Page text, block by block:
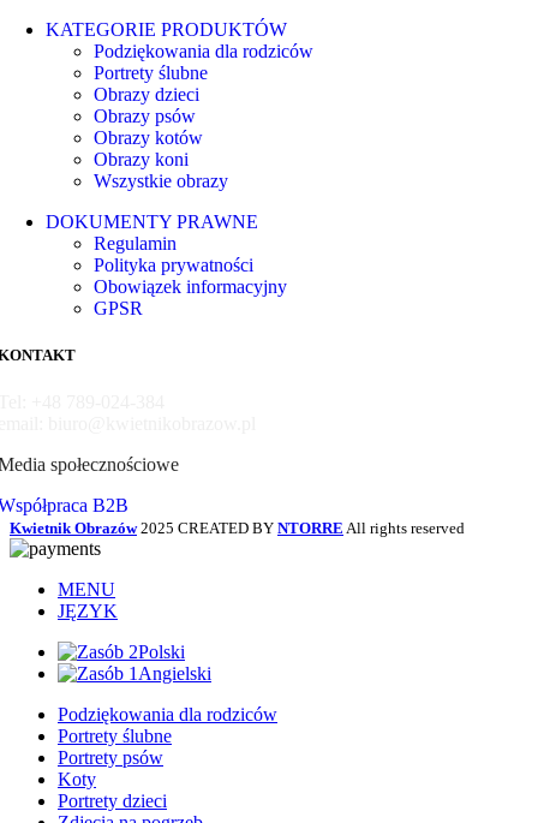
KATEGORIE PRODUKTÓW
Podziękowania dla rodziców
Portrety ślubne
Obrazy dzieci
Obrazy psów
Obrazy kotów
Obrazy koni
Wszystkie obrazy
DOKUMENTY PRAWNE
Regulamin
Polityka prywatności
Obowiązek informacyjny
GPSR
społecznościowe
B2B
Kwietnik Obrazów 2025 CREATED BY NTORRE All rights reserved
MENU
JĘZYK
Polski
Angielski
Podziękowania dla rodziców
Portrety ślubne
Portrety psów
Koty
Portrety dzieci